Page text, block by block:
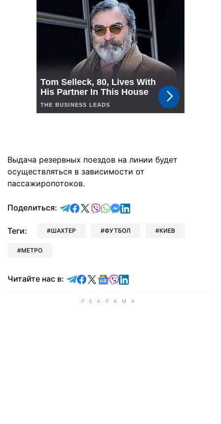
Выдача резервных поездов на линии будет
осуществляться в зависимости от
пассажиропотоков.
Поделиться: отправить в Telegram
поделиться в Facebook
поделиться в X
отправить в Viber
отправить в Whatsapp
отправить в Messenger
отправить в LinkedIn
Теги: ШАХТЕР ФУТБОЛ КИЕВ
МЕТРО
Читайте нас в: Читайте в Telegram
Читайте в Facebook
Читайте в X
Читайте в Google news
Читайте в Viber
Читайте в LinkedIn